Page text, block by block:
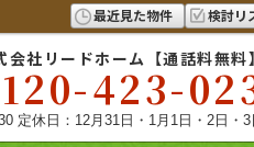
最近見た物件 検討リ
会社リードホーム【通話料無料】
423-
定休日：12月31日・1月1日・2日・3